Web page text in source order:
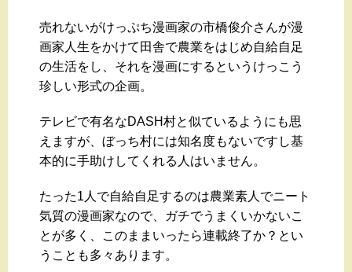
売れないがけっぷち漫画家の市橋俊介さんが漫
画家人生をかけて田舎で農業をはじめ自給自足
の生活をし、それを漫画にするというけっこう
珍しい形式の企画。
テレビで有名なDASH村と似ているようにも思
えますが、ぼっち村には知名度もないですし基
本的に手助けしてくれる人はいません。
たった1人で自給自足するのは農業素人でニート
気質の漫画家なので、ガチでうまくいかないこ
とが多く、このままいったら連載終了か？とい
うことも多々あります。